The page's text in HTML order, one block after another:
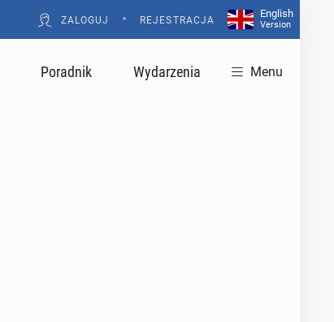
ZALOGUJ • REJESTRACJA
English
Version
Poradnik Wydarzenia Menu